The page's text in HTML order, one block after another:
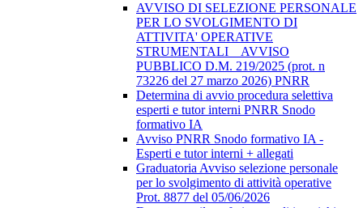
AVVISO DI SELEZIONE PERSONALE
PER LO SVOLGIMENTO DI
ATTIVITA' OPERATIVE
STRUMENTALI _ AVVISO
PUBBLICO D.M. 219/2025 (prot. n
73226 del 27 marzo 2026) PNRR
Determina di avvio procedura selettiva
esperti e tutor interni PNRR Snodo
formativo IA
Avviso PNRR Snodo formativo IA -
Esperti e tutor interni + allegati
Graduatoria Avviso selezione personale
per lo svolgimento di attività operative
Prot. 8877 del 05/06/2026